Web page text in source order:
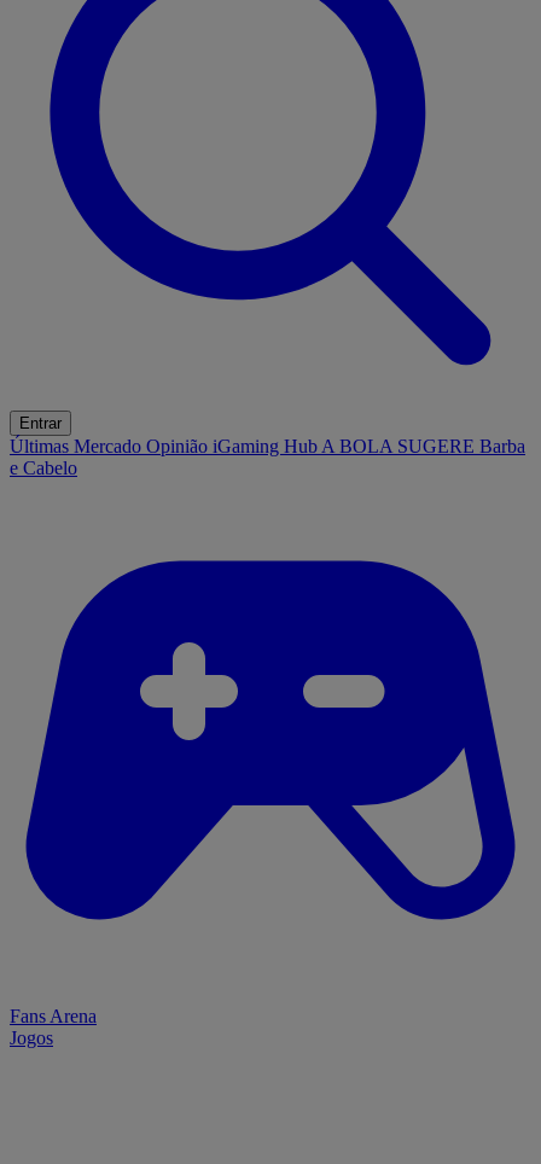
Entrar
Últimas Mercado Opinião iGaming Hub A BOLA SUGERE Barba
e Cabelo
Fans Arena
Jogos